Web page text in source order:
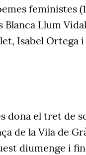
feministes
Blanca Llum
Isabel Ortega
dona el tret de
de la Vila de
diumenge i